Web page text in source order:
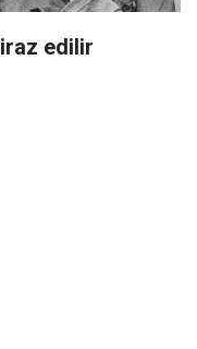
edilir